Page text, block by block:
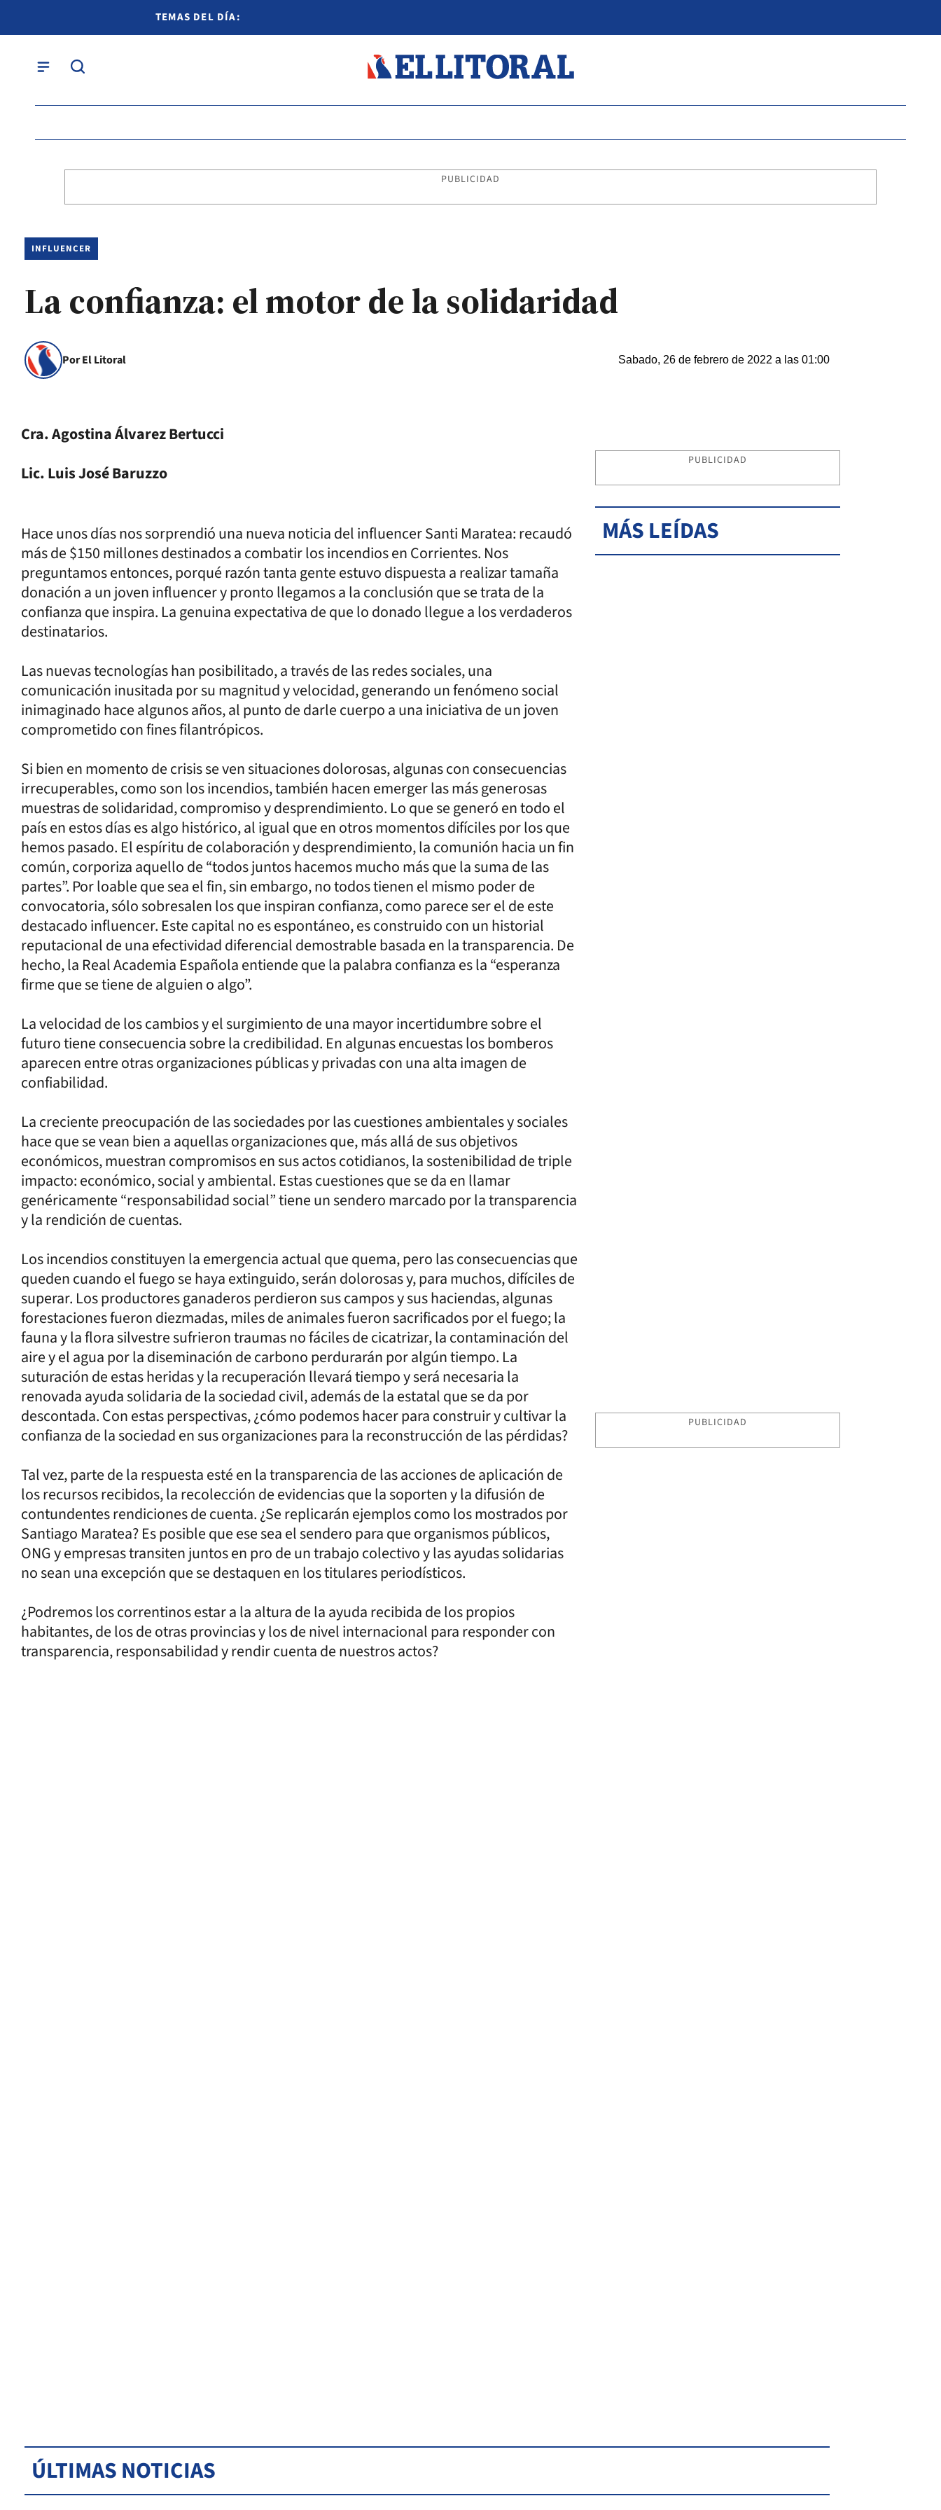
TEMAS DEL DÍA:
PUBLICIDAD
INFLUENCER
La confianza: el motor de la solidaridad
Por El Litoral Sabado, 26 de febrero de 2022 a las 01:00
Cra. Agostina Álvarez Bertucci
Lic. Luis José Baruzzo
Hace unos días nos sorprendió una nueva noticia del influencer Santi Maratea: recaudó
más de $150 millones destinados a combatir los incendios en Corrientes. Nos
preguntamos entonces, porqué razón tanta gente estuvo dispuesta a realizar tamaña
donación a un joven influencer y pronto llegamos a la conclusión que se trata de la
confianza que inspira. La genuina expectativa de que lo donado llegue a los verdaderos
destinatarios.
Las nuevas tecnologías han posibilitado, a través de las redes sociales, una
comunicación inusitada por su magnitud y velocidad, generando un fenómeno social
inimaginado hace algunos años, al punto de darle cuerpo a una iniciativa de un joven
comprometido con fines filantrópicos.
Si bien en momento de crisis se ven situaciones dolorosas, algunas con consecuencias
irrecuperables, como son los incendios, también hacen emerger las más generosas
muestras de solidaridad, compromiso y desprendimiento. Lo que se generó en todo el
país en estos días es algo histórico, al igual que en otros momentos difíciles por los que
hemos pasado. El espíritu de colaboración y desprendimiento, la comunión hacia un fin
común, corporiza aquello de “todos juntos hacemos mucho más que la suma de las
partes”. Por loable que sea el fin, sin embargo, no todos tienen el mismo poder de
convocatoria, sólo sobresalen los que inspiran confianza, como parece ser el de este
destacado influencer. Este capital no es espontáneo, es construido con un historial
reputacional de una efectividad diferencial demostrable basada en la transparencia. De
hecho, la Real Academia Española entiende que la palabra confianza es la “esperanza
firme que se tiene de alguien o algo”.
La velocidad de los cambios y el surgimiento de una mayor incertidumbre sobre el
futuro tiene consecuencia sobre la credibilidad. En algunas encuestas los bomberos
aparecen entre otras organizaciones públicas y privadas con una alta imagen de
confiabilidad.
La creciente preocupación de las sociedades por las cuestiones ambientales y sociales
hace que se vean bien a aquellas organizaciones que, más allá de sus objetivos
económicos, muestran compromisos en sus actos cotidianos, la sostenibilidad de triple
impacto: económico, social y ambiental. Estas cuestiones que se da en llamar
genéricamente “responsabilidad social” tiene un sendero marcado por la transparencia
y la rendición de cuentas.
Los incendios constituyen la emergencia actual que quema, pero las consecuencias que
queden cuando el fuego se haya extinguido, serán dolorosas y, para muchos, difíciles de
superar. Los productores ganaderos perdieron sus campos y sus haciendas, algunas
forestaciones fueron diezmadas, miles de animales fueron sacrificados por el fuego; la
fauna y la flora silvestre sufrieron traumas no fáciles de cicatrizar, la contaminación del
aire y el agua por la diseminación de carbono perdurarán por algún tiempo. La
suturación de estas heridas y la recuperación llevará tiempo y será necesaria la
renovada ayuda solidaria de la sociedad civil, además de la estatal que se da por
descontada. Con estas perspectivas, ¿cómo podemos hacer para construir y cultivar la
confianza de la sociedad en sus organizaciones para la reconstrucción de las pérdidas?
Tal vez, parte de la respuesta esté en la transparencia de las acciones de aplicación de
los recursos recibidos, la recolección de evidencias que la soporten y la difusión de
contundentes rendiciones de cuenta. ¿Se replicarán ejemplos como los mostrados por
Santiago Maratea? Es posible que ese sea el sendero para que organismos públicos,
ONG y empresas transiten juntos en pro de un trabajo colectivo y las ayudas solidarias
no sean una excepción que se destaquen en los titulares periodísticos.
¿Podremos los correntinos estar a la altura de la ayuda recibida de los propios
habitantes, de los de otras provincias y los de nivel internacional para responder con
transparencia, responsabilidad y rendir cuenta de nuestros actos?
PUBLICIDAD
MÁS LEÍDAS
PUBLICIDAD
ÚLTIMAS NOTICIAS